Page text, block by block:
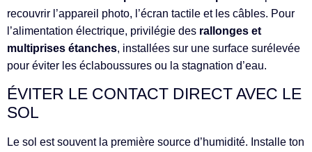
recouvrir l’appareil photo, l’écran tactile et les câbles. Pour
l’alimentation électrique, privilégie des rallonges et
multiprises étanches, installées sur une surface surélevée
pour éviter les éclaboussures ou la stagnation d’eau.
ÉVITER LE CONTACT DIRECT AVEC LE
SOL
Le sol est souvent la première source d’humidité. Installe ton